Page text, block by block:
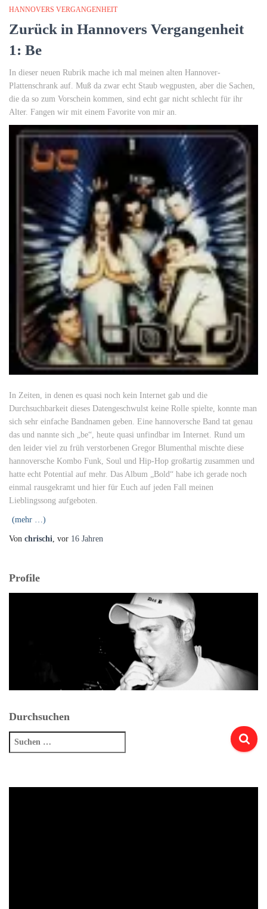
HANNOVERS VERGANGENHEIT
Zurück in Hannovers Vergangenheit
1: Be
In dieser neuen Rubrik mache ich mal meinen alten Hannover-
Plattenschrank auf. Muß da zwar echt Staub wegpusten, aber die Sachen,
die da so zum Vorschein kommen, sind echt gar nicht schlecht für ihr
Alter. Fangen wir mit einem Favorite von mir an.
In Zeiten, in denen es quasi noch kein Internet gab und die
Durchsuchbarkeit dieses Datengeschwulst keine Rolle spielte, konnte man
sich sehr einfache Bandnamen geben. Eine hannoversche Band tat genau
das und nannte sich „be“, heute quasi unfindbar im Internet. Rund um
den leider viel zu früh verstorbenen Gregor Blumenthal mischte diese
hannoversche Kombo Funk, Soul und Hip-Hop großartig zusammen und
hatte echt Potential auf mehr. Das Album „Bold“ habe ich gerade noch
einmal rausgekramt und hier für Euch auf jeden Fall meinen
Lieblingssong aufgeboten.
(mehr …)
Von chrischi , vor 16 Jahren
Profile
Durchsuchen
Suchen
nach: